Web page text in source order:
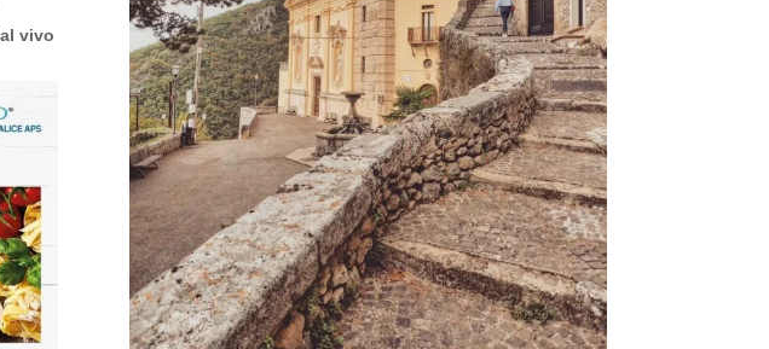
vivo